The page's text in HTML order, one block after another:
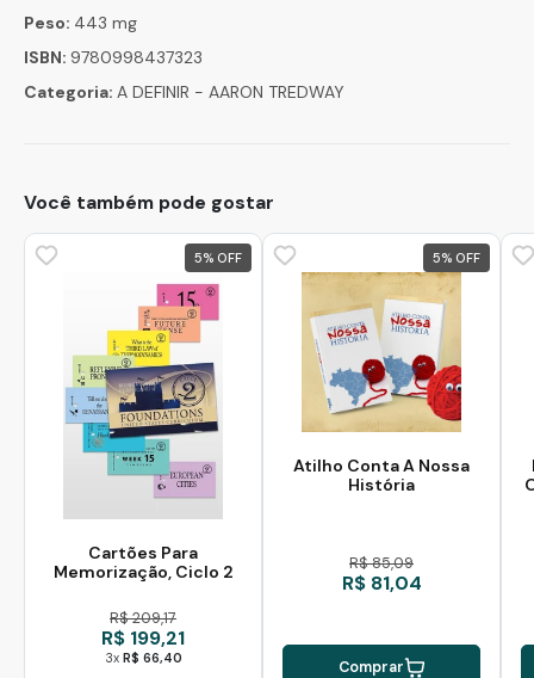
Peso: 443 mg
ISBN: 9780998437323
Categoria: A DEFINIR - AARON TREDWAY
Você também pode gostar
5%
Cartões Para
Memorização, Ciclo 2
R$ 209,17
R$ 199,21
3x R$ 66,40
5%
Atilho Conta A Nossa
História
R$ 85,09
R$ 81,04
Comprar